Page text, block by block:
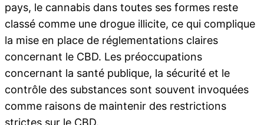
pays, le cannabis dans toutes ses formes reste
classé comme une drogue illicite, ce qui complique
la mise en place de réglementations claires
concernant le CBD. Les préoccupations
concernant la santé publique, la sécurité et le
contrôle des substances sont souvent invoquées
comme raisons de maintenir des restrictions
strictes sur le CBD.